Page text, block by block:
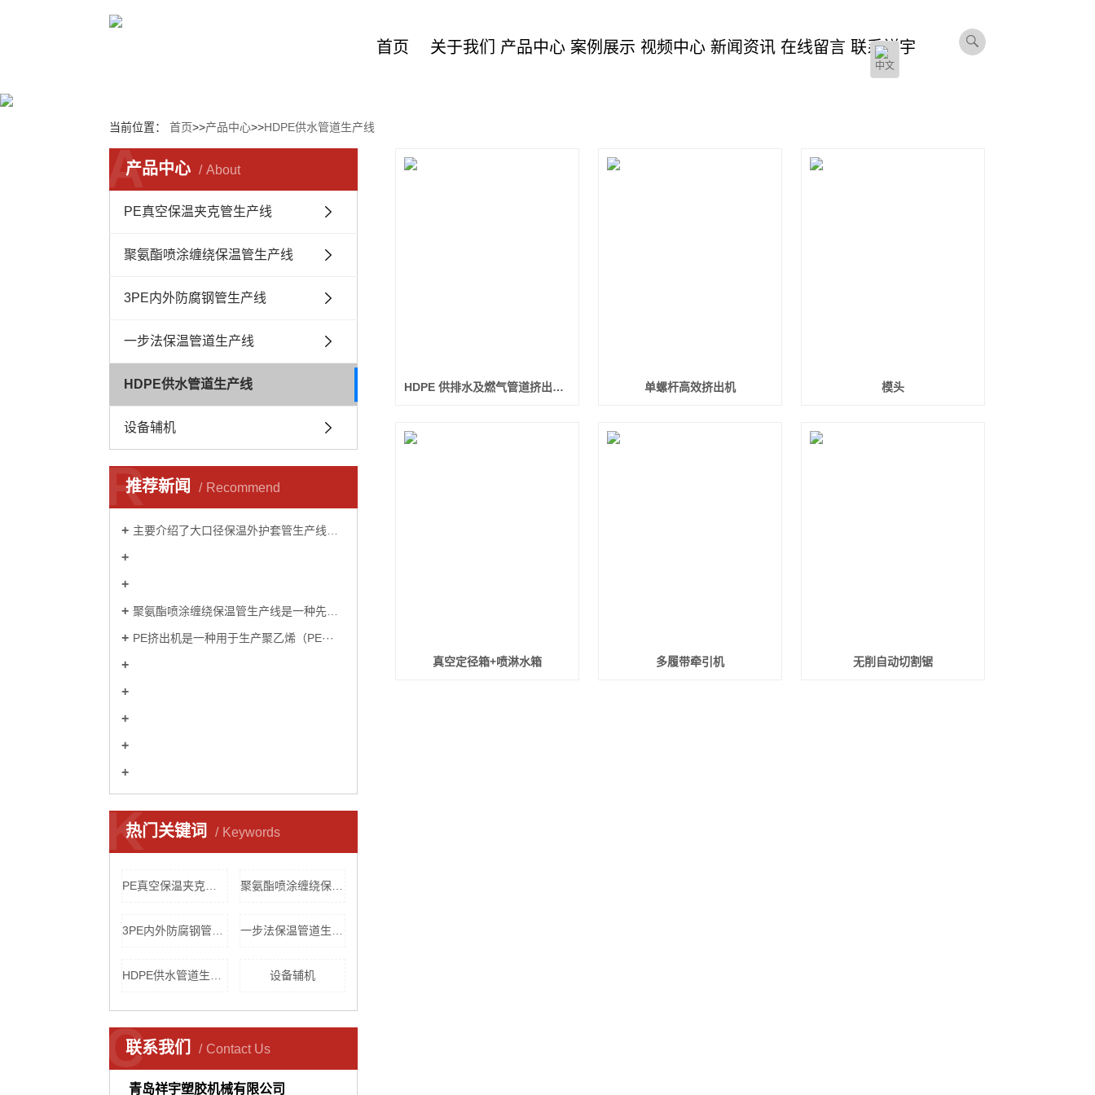
首页 关于我们 产品中心 案例展示 视频中心 新闻资讯 在线留言 联系祥宇
当前位置：首页>>产品中心>>HDPE供水管道生产线
产品中心 About
A
PE真空保温夹克管生产线
聚氨酯喷涂缠绕保温管生产线
3PE内外防腐钢管生产线
一步法保温管道生产线
HDPE供水管道生产线
设备辅机
推荐新闻 Recommend
R
主要介绍了大口径保温外护套管生产线的···
聚氨酯喷涂缠绕保温管生产线是一种先进···
PE挤出机是一种用于生产聚乙烯（PE···
热门关键词 Keywords
K
聚氨酯喷涂缠绕保温管生产线
设备辅机
联系我们 Contact Us
C
青岛祥宇塑胶机械有限公司
HDPE 供排水及燃气管道挤出生产线 单螺杆高效挤出机 模头
真空定径箱+喷淋水箱 多履带牵引机 无削自动切割锯